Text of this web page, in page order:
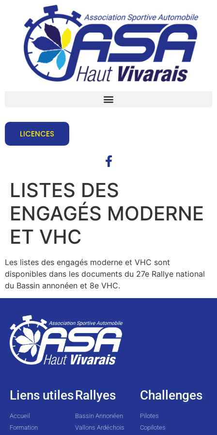
LICENCES
LISTES DES
ENGAGÉS MODERNE
ET VHC
Les listes des engagés moderne et VHC sont
disponibles dans les documents du 27e Rallye national
du Bassin annonéen et 8e VHC.
Liens utiles
Accueil
Formation
Rallyes
Bassin Annonéen
Vallons Ardéchois
Challenges
Pilotes
Copilotes